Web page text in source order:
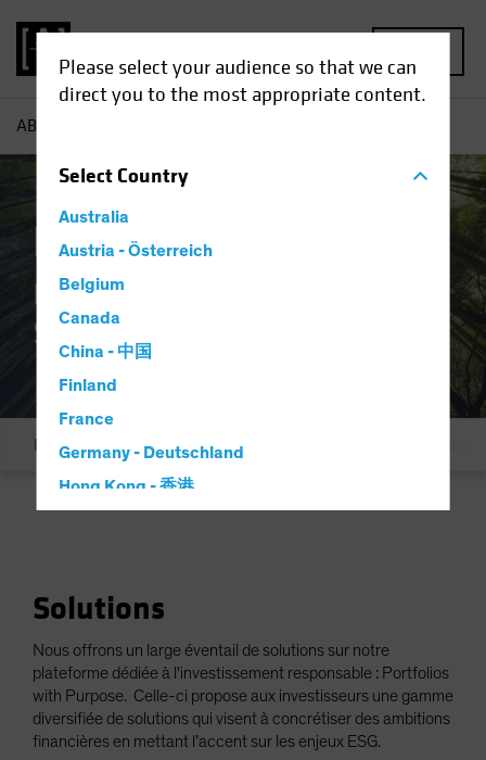
Please select your audience so that we can
direct you to the most appropriate content.
SelectCountry
Australia
Austria - Österreich
Belgium
Canada
China - 中国
Finland
France
Germany - Deutschland
Hong Kong - 香港
Japan - 日本
Latin America
Luxembourg and Other EMEA
Netherlands
AB
Investissement
responsable :
Solutions
Présentation Notre engagement
Solutions
Nous offrons un large éventail de solutions sur notre
plateforme dédiée à l'investissement responsable : Portfolios
with Purpose. Celle-ci propose aux investisseurs une gamme
diversifiée de solutions qui visent à concrétiser des ambitions
financières en mettant l’accent sur les enjeux ESG.